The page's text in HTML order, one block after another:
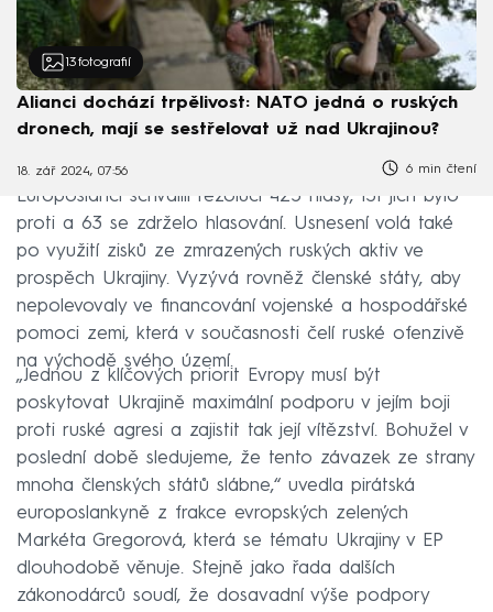
13 fotografií
Alianci dochází trpělivost: NATO jedná o ruských
dronech, mají se sestřelovat už nad Ukrajinou?
18. zář 2024, 07:56 6 min čtení
Europoslanci schválili rezoluci 425 hlasy, 131 jich bylo
proti a 63 se zdrželo hlasování. Usnesení volá také
po využití zisků ze zmrazených ruských aktiv ve
prospěch Ukrajiny. Vyzývá rovněž členské státy, aby
nepolevovaly ve financování vojenské a hospodářské
pomoci zemi, která v současnosti čelí ruské ofenzivě
na východě svého území.
„Jednou z klíčových priorit Evropy musí být
poskytovat Ukrajině maximální podporu v jejím boji
proti ruské agresi a zajistit tak její vítězství. Bohužel v
poslední době sledujeme, že tento závazek ze strany
mnoha členských států slábne,“ uvedla pirátská
europoslankyně z frakce evropských zelených
Markéta Gregorová, která se tématu Ukrajiny v EP
dlouhodobě věnuje. Stejně jako řada dalších
zákonodárců soudí, že dosavadní výše podpory